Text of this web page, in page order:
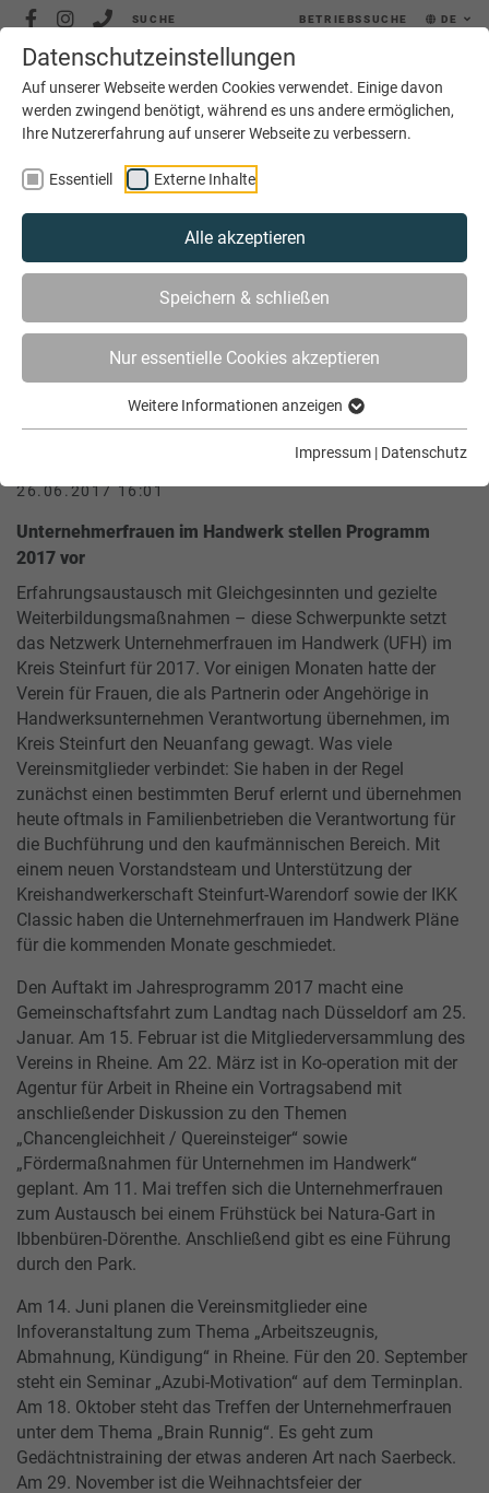
Datenschutzeinstellungen
Auf unserer Webseite werden Cookies verwendet. Einige davon
werden zwingend benötigt, während es uns andere ermöglichen,
Ihre Nutzererfahrung auf unserer Webseite zu verbessern.
Essentiell Externe Inhalte
Alle akzeptieren
Speichern & schließen
Nur essentielle Cookies akzeptieren
Weitere Informationen anzeigen
Impressum | Datenschutz
SUCHE BETRIEBSSUCHE DE
MENÜ
AKTUELLES
AUSTAUSCH MIT GLEICHGESINNTEN
Austausch mit Gleichgesinnten
26.06.2017 16:01
Unternehmerfrauen im Handwerk stellen Programm
2017 vor
Erfahrungsaustausch mit Gleichgesinnten und gezielte
Weiterbildungsmaßnahmen – diese Schwerpunkte setzt
das Netzwerk Unternehmerfrauen im Handwerk (UFH) im
Kreis Steinfurt für 2017. Vor einigen Monaten hatte der
Verein für Frauen, die als Partnerin oder Angehörige in
Handwerksunternehmen Verantwortung übernehmen, im
Kreis Steinfurt den Neuanfang gewagt. Was viele
Vereinsmitglieder verbindet: Sie haben in der Regel
zunächst einen bestimmten Beruf erlernt und übernehmen
heute oftmals in Familienbetrieben die Verantwortung für
die Buchführung und den kaufmännischen Bereich. Mit
einem neuen Vorstandsteam und Unterstützung der
Kreishandwerkerschaft Steinfurt-Warendorf sowie der IKK
Classic haben die Unternehmerfrauen im Handwerk Pläne
für die kommenden Monate geschmiedet.
Den Auftakt im Jahresprogramm 2017 macht eine
Gemeinschaftsfahrt zum Landtag nach Düsseldorf am 25.
Januar. Am 15. Februar ist die Mitgliederversammlung des
Vereins in Rheine. Am 22. März ist in Ko-operation mit der
Agentur für Arbeit in Rheine ein Vortragsabend mit
anschließender Diskussion zu den Themen
„Chancengleichheit / Quereinsteiger“ sowie
„Fördermaßnahmen für Unternehmen im Handwerk“
geplant. Am 11. Mai treffen sich die Unternehmerfrauen
zum Austausch bei einem Frühstück bei Natura-Gart in
Ibbenbüren-Dörenthe. Anschließend gibt es eine Führung
durch den Park.
Am 14. Juni planen die Vereinsmitglieder eine
Infoveranstaltung zum Thema „Arbeitszeugnis,
Abmahnung, Kündigung“ in Rheine. Für den 20. September
steht ein Seminar „Azubi-Motivation“ auf dem Terminplan.
Am 18. Oktober steht das Treffen der Unternehmerfrauen
unter dem Thema „Brain Runnig“. Es geht zum
Gedächtnistraining der etwas anderen Art nach Saerbeck.
Am 29. November ist die Weihnachtsfeier der